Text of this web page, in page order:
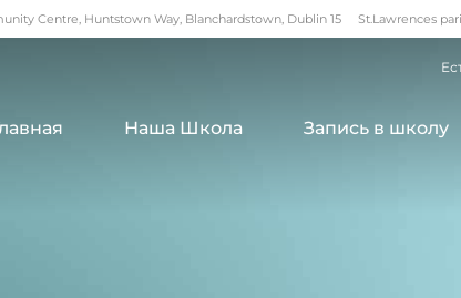
Centre, Huntstown Way, Blanchardstown, Dublin 15 St.Lawrences
Наша Школа Запись в школу